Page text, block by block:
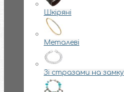
Шкіряні
Металеві
Зі стразами на замку